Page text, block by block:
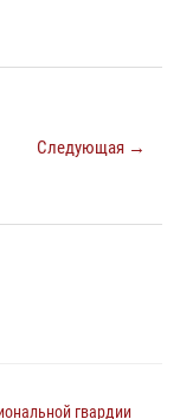
Следующая →
гвардии